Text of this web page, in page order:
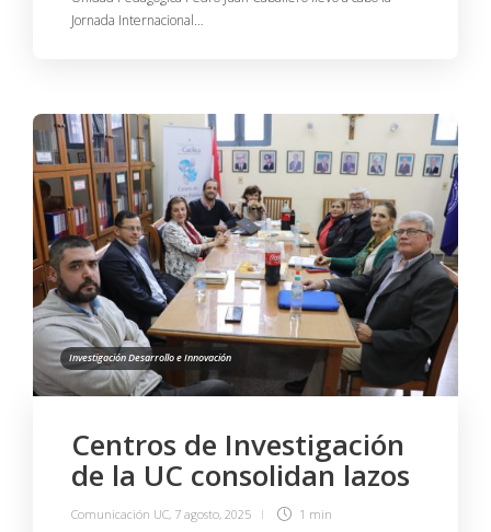
Jornada Internacional…
Investigación Desarrollo e Innovación
Centros de Investigación
de la UC consolidan lazos
Comunicación UC, 7 agosto, 2025 1 min